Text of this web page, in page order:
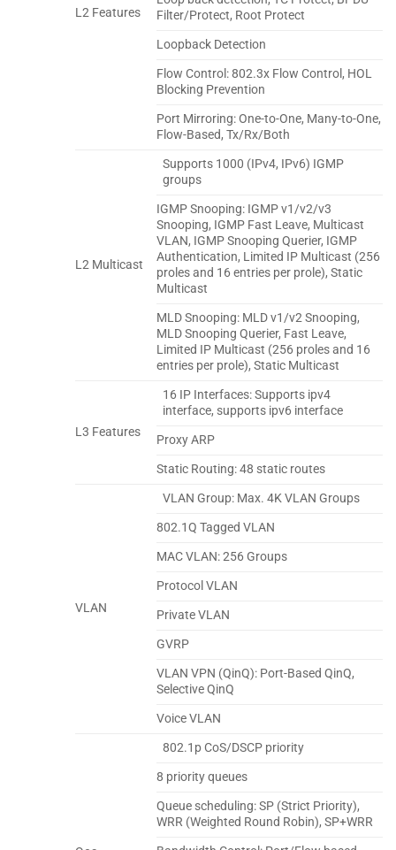
L2 Features
Filter/Protect, Root Protect
Loopback Detection
Flow Control: 802.3x Flow Control, HOL
Blocking Prevention
Port Mirroring: One-to-One, Many-to-One,
Flow-Based, Tx/Rx/Both
L2 Multicast
Supports 1000 (IPv4, IPv6) IGMP
groups
IGMP Snooping: IGMP v1/v2/v3
Snooping, IGMP Fast Leave, Multicast
VLAN, IGMP Snooping Querier, IGMP
Authentication, Limited IP Multicast (256
pro­les and 16 entries per pro­le), Static
Multicast
MLD Snooping: MLD v1/v2 Snooping,
MLD Snooping Querier, Fast Leave,
Limited IP Multicast (256 pro­les and 16
entries per pro­le), Static Multicast
L3 Features
16 IP Interfaces: Supports ipv4
interface, supports ipv6 interface
Proxy ARP
Static Routing: 48 static routes
VLAN
VLAN Group: Max. 4K VLAN Groups
802.1Q Tagged VLAN
MAC VLAN: 256 Groups
Protocol VLAN
Private VLAN
GVRP
VLAN VPN (QinQ): Port-Based QinQ,
Selective QinQ
Voice VLAN
802.1p CoS/DSCP priority
8 priority queues
Queue scheduling: SP (Strict Priority),
WRR (Weighted Round Robin), SP+WRR